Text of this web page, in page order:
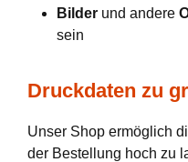
Bilder und andere
sein
Druckdaten zu
Unser Shop ermöglich
der Bestellung hoch zu